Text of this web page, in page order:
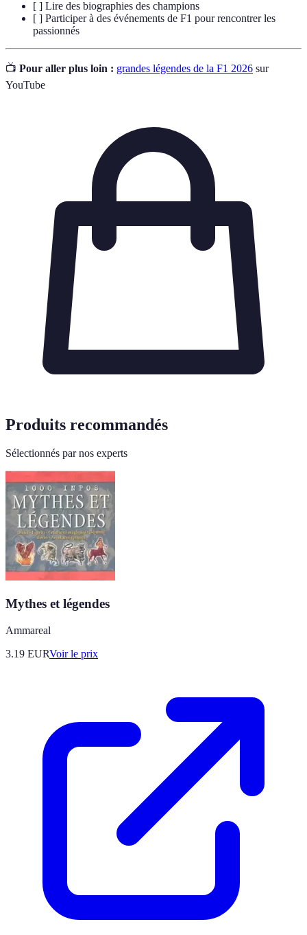
[ ] Lire des biographies des champions
[ ] Participer à des événements de F1 pour rencontrer les
passionnés
📺 Pour aller plus loin : grandes légendes de la F1 2026 sur
YouTube
Produits recommandés
Sélectionnés par nos experts
Mythes et légendes
Ammareal
3.19 EURVoir le prix